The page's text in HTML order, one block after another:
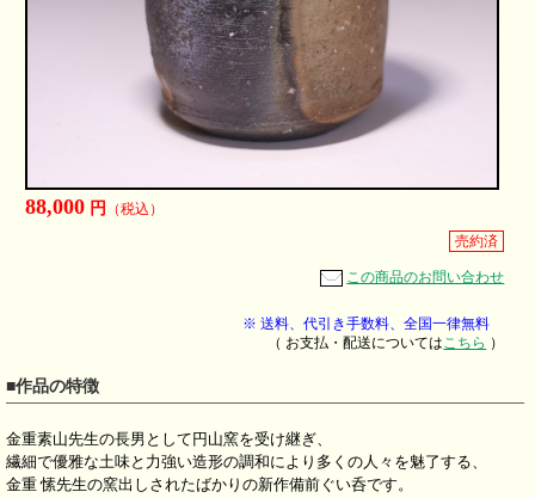
88,000 円
（税込）
売約済
この商品のお問い合わせ
※ 送料、代引き手数料、全国一律無料
（ お支払・配送については こちら ）
■作品の特徴
金重素山先生の長男として円山窯を受け継ぎ、
繊細で優雅な土味と力強い造形の調和により多くの人々を魅了する、
金重 愫先生の窯出しされたばかりの新作備前ぐい呑です。